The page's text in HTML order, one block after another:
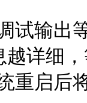
试输
越详细
重启后